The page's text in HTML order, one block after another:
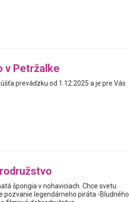
v Petržalke
prevádzku od 1.12.2025 a je pre Vás
špongia v nohaviciach. Chce svetu
pozvanie legendárneho piráta -Bludného